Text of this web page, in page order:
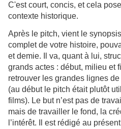
C'est court, concis, et cela
contexte historique.
Après le pitch, vient le
complet de votre histoire,
et demie. Il va, quant à lui,
grands actes : début, milieu et
retrouver les grandes lignes
(au début le pitch était plutôt
films). Le but n’est pas de
mais de travailler le fond, la
l’intérêt. Il est rédigé au